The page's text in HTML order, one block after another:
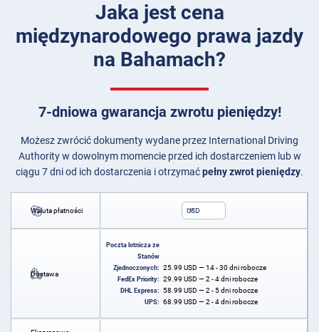
Jaka jest cena
międzynarodowego prawa jazdy
na Bahamach?
7-dniowa gwarancja zwrotu pieniędzy!
Możesz zwrócić dokumenty wydane przez International Driving
Authority w dowolnym momencie przed ich dostarczeniem lub w
ciągu 7 dni od ich dostarczenia i otrzymaćpełny zwrot pieniędzy.
Waluta płatności USD
Dostawa
Poczta lotnicza ze
Stanów
Zjednoczonych:
25.99 USD — 14 - 30 dni robocze
FedEx Priority: 29.99 USD — 2 - 4 dni robocze
DHL Express: 58.99 USD — 2 - 5 dni robocze
UPS: 68.99 USD — 2 - 4 dni robocze